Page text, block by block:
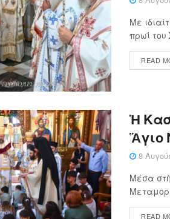
Με
πρωΐ του
READ
Ἡ
Ἅγιο
8
Μέσα
READ